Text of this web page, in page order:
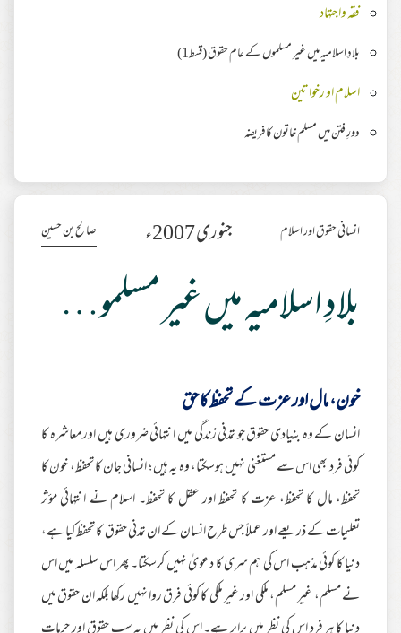
فقہ واجتہاد
بلادِ اسلامیہ میں غیر مسلموں کے عام حقوق (قسط1)
اسلام او رخواتین
دورِ فتن میں مسلم خاتون کا فریضہ
انسانی حقوق اور اسلام جنوری 2007ء صالح بن حسین
بلادِ اسلامیہ میں غیر مسلموں کے عام حقوق (قسط1)
خون، مال اور عزت کے تحفظ کا حق
انسان کے وہ بنیادی حقوق جو تمدنی زندگی میں انتہائی ضروری ہیں اور معاشرہ کا
کوئی فرد بھی اس سے مستغنی نہیں ہوسکتا، وہ یہ ہیں ؛ انسانی جان کا تحفظ، خون کا
تحفظ، مال کا تحفظ، عزت کا تحفظ اور عقل کا تحفظ۔ اسلام نے انتہائی مؤثر
تعلیمات کے ذریعے اور عملاً جس طرح انسان کے ان تمدنی حقوق کا تحفظ کیا ہے،
دنیا کا کوئی مذہب اس کی ہم سری کا دعویٰ نہیں کرسکتا۔ پھر اس سلسلہ میں اس
نے مسلم، غیر مسلم، ملکی اور غیر ملکی کا کوئی فرق روا نہیں رکھا بلکہ ان حقوق میں